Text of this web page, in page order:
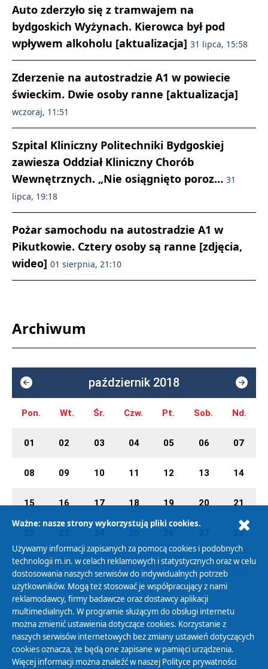
Auto zderzyło się z tramwajem na
bydgoskich Wyżynach. Kierowca był pod
wpływem alkoholu [aktualizacja] 31 lipca, 15:58
Zderzenie na autostradzie A1 w powiecie
świeckim. Dwie osoby ranne [aktualizacja]
wczoraj, 11:51
Szpital Kliniczny Politechniki Bydgoskiej
zawiesza Oddział Kliniczny Chorób
Wewnętrznych. „Nie osiągnięto poroz… 31
lipca, 19:18
Pożar samochodu na autostradzie A1 w
Pikutkowie. Cztery osoby są ranne [zdjęcia,
wideo] 01 sierpnia, 21:10
Archiwum
październik 2018
Pon. Wt. Śr. Czw. Pt. Sob. Nd.
01 02 03 04 05 06 07
08 09 10 11 12 13 14
15 16 17 18 19 20 21
28
29 30 31 01 02 03 04
Polityka Prywatności
Zasady korzystania z Serwisu
Organizacje Pożytku Publicznego
Ważne: nasze strony wykorzystują pliki cookies.
Używamy informacji zapisanych za pomocą cookies i podobnych
technologii m.in. w celach reklamowych i statystycznych oraz w celu
dostosowania naszych serwisów do indywidualnych potrzeb
użytkowników. Mogą też stosować je współpracujący z nami
reklamodawcy, firmy badawcze oraz dostawcy aplikacji
multimedialnych. W programie służącym do obsługi internetu
można zmienić ustawienia dotyczące cookies. Korzystanie z
naszych serwisów internetowych bez zmiany ustawień dotyczących
cookies oznacza, że będą one zapisane w pamięci urządzenia.
Więcej informacji można znaleźć w naszej Polityce prywatności